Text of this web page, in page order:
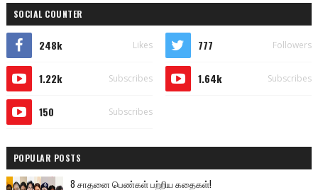
SOCIAL COUNTER
248k Likes 777 Followers
1.22k Subscribes 1.64k Subscribes
150 Subscribes
POPULAR POSTS
8 சாதனை பெண்கள் பற்றிய கதைகள்!